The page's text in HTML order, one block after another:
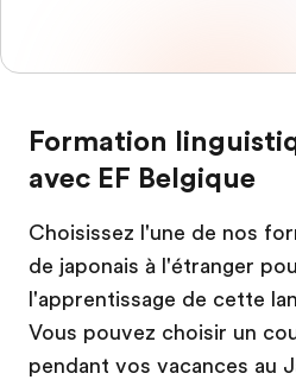
Formation
avec EF Belgique
Choisissez l'une de nos
de japonais à l'étranger
l'apprentissage de cette
Vous pouvez choisir un
pendant vos vacances au